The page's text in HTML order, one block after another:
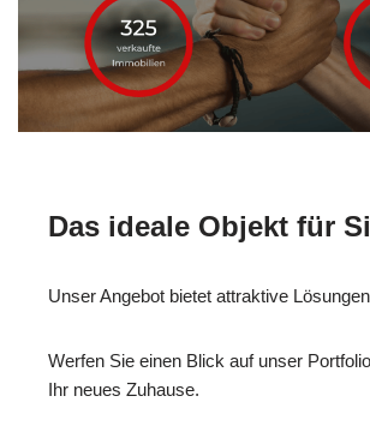
Das ideale Objekt für
Unser Angebot bietet attraktive
Werfen Sie einen Blick auf unser
Ihr neues Zuhause.